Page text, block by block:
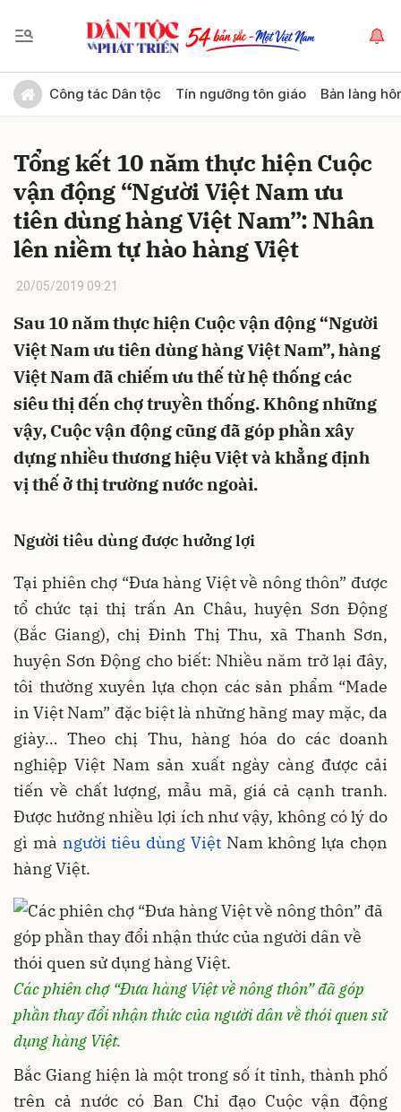
Công tác Dân tộc Tín ngưỡng tôn giáo Bản làng
Tổng kết 10 năm thực hiện Cuộc
vận động “Người Việt Nam ưu
tiên dùng hàng Việt Nam”: Nhân
lên niềm tự hào hàng Việt
20/05/2019 09:21
Sau 10 năm thực hiện Cuộc vận động “Người
Việt Nam ưu tiên dùng hàng Việt Nam”, hàng
Việt Nam đã chiếm ưu thế từ hệ thống các
siêu thị đến chợ truyền thống. Không những
vậy, Cuộc vận động cũng đã góp phần xây
dựng nhiều thương hiệu Việt và khẳng định
vị thế ở thị trường nước ngoài.
Người tiêu dùng được hưởng lợi
Tại phiên chợ “Đưa hàng Việt về nông thôn” được
tổ chức tại thị trấn An Châu, huyện Sơn Động
(Bắc Giang), chị Đinh Thị Thu, xã Thanh Sơn,
huyện Sơn Động cho biết: Nhiều năm trở lại đây,
tôi thường xuyên lựa chọn các sản phẩm “Made
in Việt Nam” đặc biệt là những hãng may mặc, da
giày… Theo chị Thu, hàng hóa do các doanh
nghiệp Việt Nam sản xuất ngày càng được cải
tiến về chất lượng, mẫu mã, giá cả cạnh tranh.
Được hưởng nhiều lợi ích như vậy, không có lý do
gì mà người tiêu dùng Việt Nam không lựa chọn
hàng Việt.
Các phiên chợ “Đưa hàng Việt về nông thôn” đã góp
phần thay đổi nhận thức của người dân về thói quen sử
dụng hàng Việt.
Bắc Giang hiện là một trong số ít tỉnh, thành phố
trên cả nước có Ban Chỉ đạo Cuộc vận động
Gửi bình luận